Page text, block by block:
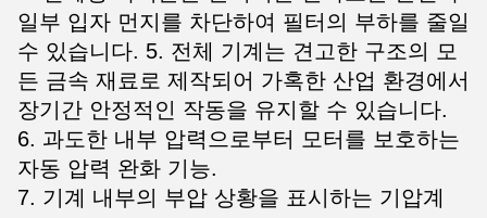
일부 입자 먼지를 차단하여 필터의 부하를 줄일
수 있습니다. 5. 전체 기계는 견고한 구조의 모
든 금속 재료로 제작되어 가혹한 산업 환경에서
장기간 안정적인 작동을 유지할 수 있습니다.
6. 과도한 내부 압력으로부터 모터를 보호하는
자동 압력 완화 기능.
7. 기계 내부의 부압 상황을 표시하는 기압계